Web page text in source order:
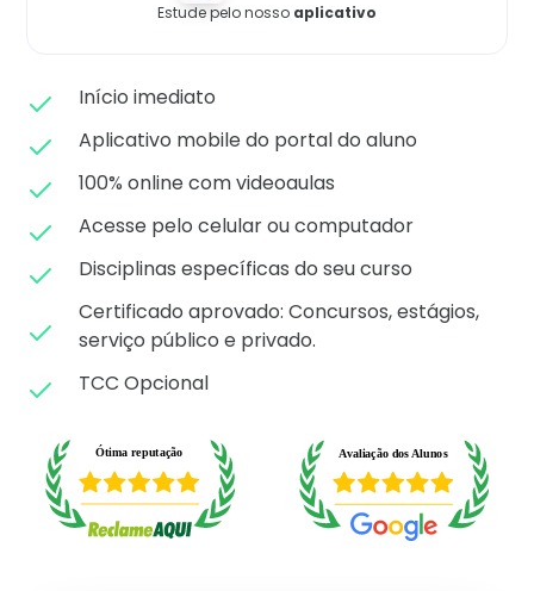
Estude pelo nosso aplicativo
Início imediato
Aplicativo mobile do portal do aluno
100% online com videoaulas
Acesse pelo celular ou computador
Disciplinas específicas do seu curso
Certificado aprovado: Concursos, estágios,
serviço público e privado.
TCC Opcional